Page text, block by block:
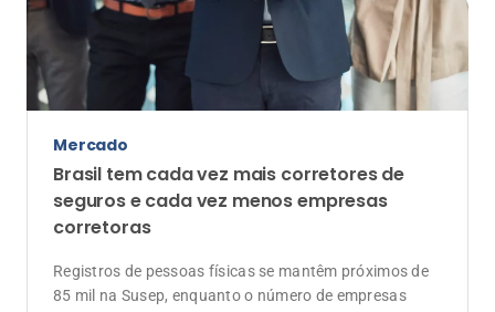
Mercado
Brasil tem cada vez mais corretores de
seguros e cada vez menos empresas
corretoras
Registros de pessoas físicas se mantêm próximos de
85 mil na Susep, enquanto o número de empresas